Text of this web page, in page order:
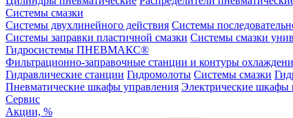
Системы смазки
Системы двухлинейного действия Системы
Системы заправки пластичной смазки Системы смазки
Гидросистемы ПНЕВМАКС®
Фильтрационно-заправочные станции и контуры
Гидравлические станции Гидромолоты Системы смазки
Пневматические шкафы управления Электрические шкафы
Сервис
Акции, %